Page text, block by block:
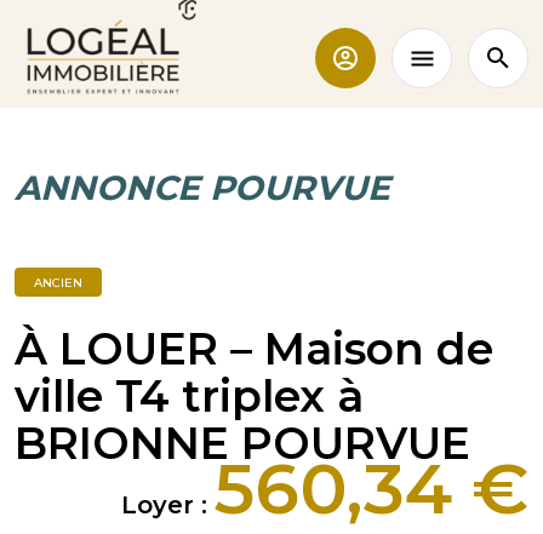
ANNONCE POURVUE
ANCIEN
À LOUER – Maison de
ville T4 triplex à
BRIONNE POURVUE
Loyer : 560,34 €